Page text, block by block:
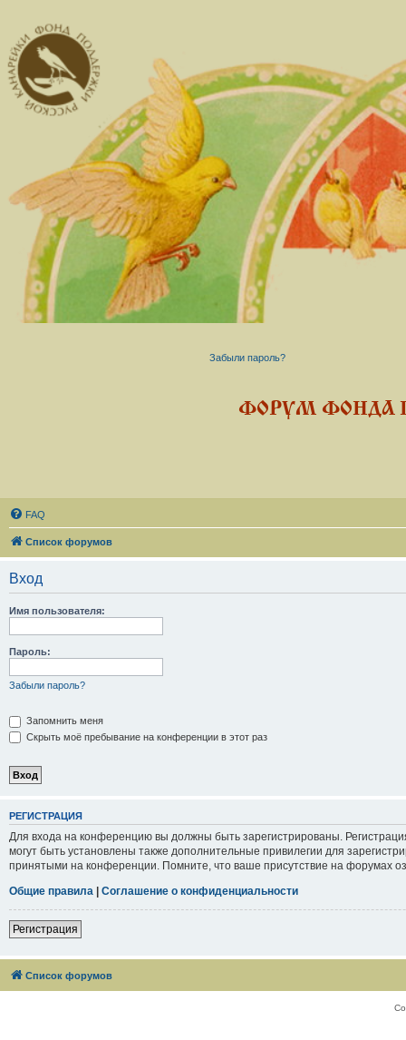
Забыли пароль?
ФОРУМ ФОНДА
FAQ
Список форумов
Вход
Имя пользователя:
Пароль:
Забыли пароль?
Запомнить меня
Скрыть моё пребывание на конференции в этот раз
РЕГИСТРАЦИЯ
Для входа на конференцию вы должны быть зарегистрированы.
могут быть установлены также дополнительные привилегии для
принятыми на конференции. Помните, что ваше присутствие на форумах
Общие правила | Соглашение о конфиденциальности
Регистрация
Список форумов